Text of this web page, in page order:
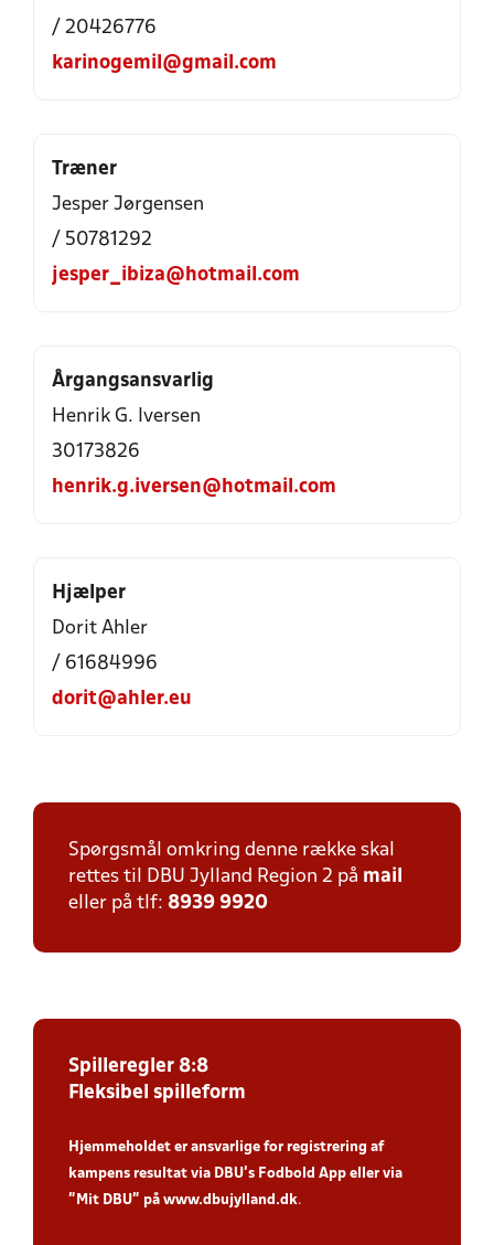
/ 20426776
karinogemil@gmail.com
Træner
Jesper Jørgensen
/ 50781292
jesper_ibiza@hotmail.com
Årgangsansvarlig
Henrik G. Iversen
30173826
henrik.g.iversen@hotmail.com
Hjælper
Dorit Ahler
/ 61684996
dorit@ahler.eu
Spørgsmål omkring denne række skal
rettes til DBU Jylland Region 2 på mail
eller på tlf: 8939 9920
Spilleregler 8:8
Fleksibel spilleform
Hjemmeholdet er ansvarlige for registrering af
kampens resultat via DBU’s Fodbold App eller via
”Mit DBU” på www.dbujylland.dk.